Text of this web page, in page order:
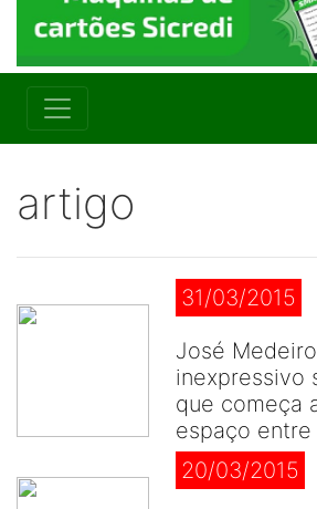
artigo
31/03/2015
José
inexpressivo
que começa
espaço
20/03/2015